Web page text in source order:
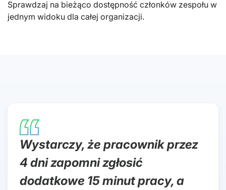
Sprawdzaj na bieżąco dostępność członków zespołu w
jednym widoku dla całej organizacji.
Wystarczy, że pracownik przez
4 dni zapomni zgłosić
dodatkowe 15 minut pracy, a